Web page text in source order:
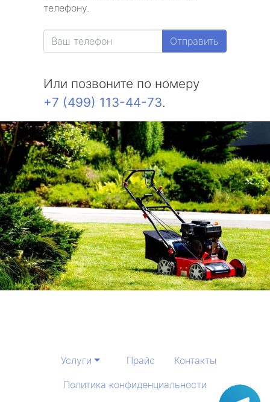
телефону.
Отправить
Или позвоните по номеру
+7 (499) 113-44-73.
Услуги Прайс
Контакты
Политика конфиденциальности